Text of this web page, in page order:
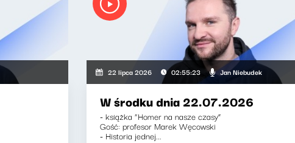
22 lipca 2026 02:55:23 Jan Niebudek
W środku dnia 22.07.2026
- książka “Homer na nasze czasy”
Gość: profesor Marek Węcowski
- Historia jednej...